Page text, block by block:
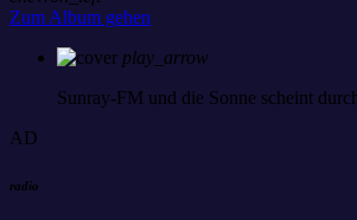
Zum Album gehen
play_arrow
Sunray-FM und die Sonne scheint
AD
radio